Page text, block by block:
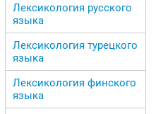
Лексикология русского
языка
Лексикология турецкого
языка
Лексикология финского
языка